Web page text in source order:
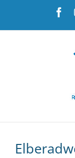
springen